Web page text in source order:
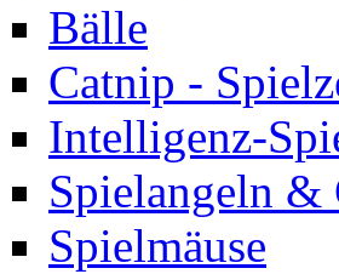
Bälle
Catnip -
Intelligenz-
Spielangeln &
Spielmäuse